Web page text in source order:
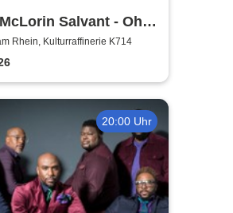
Salvant - Oh
2026
Rhein, Kulturraffinerie K714
20:00 Uhr